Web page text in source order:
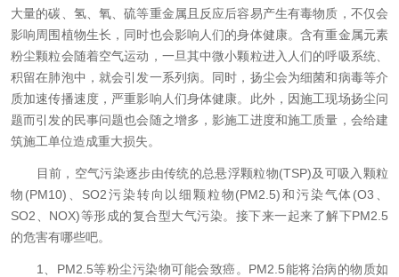
大量的碳、氢、氧、硫等重金属且反应后容易产生有毒物质，不仅会
影响周围植物生长，同时也会影响人们的身体健康。含有重金属元素
粉尘颗粒会随着空气运动，一旦其中微小颗粒进入人们的呼吸系统、
积留在肺泡中，就会引发一系列病。同时，扬尘会为细菌和病毒等介
质加速传播速度，严重影响人们身体健康。此外，因施工现场扬尘问
题而引发的民事问题也会随之增多，影施工进度和施工质量，会给建
筑施工单位造成重大损失。
目前，空气污染逐步由传统的总悬浮颗粒物(TSP)及可吸入颗粒
物(PM10)、SO2污染转向以细颗粒物(PM2.5)和污染气体(O3、
SO2、NOX)等形成的复合型大气污染。接下来一起来了解下PM2.5
的危害有哪些吧。
1、PM2.5等粉尘污染物可能会致癌。PM2.5能将治病的物质如